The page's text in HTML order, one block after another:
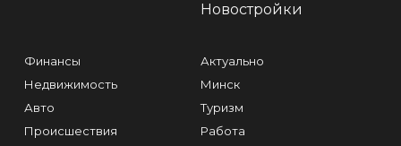
Новостройки
Финансы
Недвижимость
Авто
Происшествия
Актуально
Минск
Туризм
Работа